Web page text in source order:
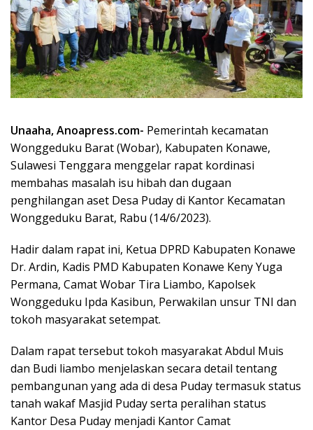
Unaaha, Anoapress.com- Pemerintah kecamatan
Wonggeduku Barat (Wobar), Kabupaten Konawe,
Sulawesi Tenggara menggelar rapat kordinasi
membahas masalah isu hibah dan dugaan
penghilangan aset Desa Puday di Kantor Kecamatan
Wonggeduku Barat, Rabu (14/6/2023).
Hadir dalam rapat ini, Ketua DPRD Kabupaten Konawe
Dr. Ardin, Kadis PMD Kabupaten Konawe Keny Yuga
Permana, Camat Wobar Tira Liambo, Kapolsek
Wonggeduku Ipda Kasibun, Perwakilan unsur TNI dan
tokoh masyarakat setempat.
Dalam rapat tersebut tokoh masyarakat Abdul Muis
dan Budi liambo menjelaskan secara detail tentang
pembangunan yang ada di desa Puday termasuk status
tanah wakaf Masjid Puday serta peralihan status
Kantor Desa Puday menjadi Kantor Camat